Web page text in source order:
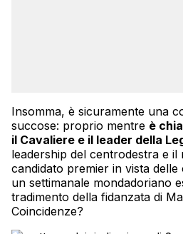
Insomma, è sicuramente una
succose: proprio mentre è
il Cavaliere e il leader della
leadership del centrodestra e il
candidato premier in vista
un settimanale mondadoriano
tradimento della fidanzata di
Coincidenze?